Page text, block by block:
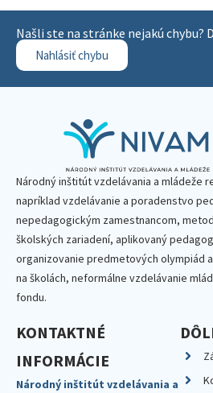
Našli ste na stránke nejakú chybu?
Nahlásiť chybu
Národný inštitút vzdelávania a mládeže
napríklad vzdelávanie a poradenstvo
nepedagogickým zamestnancom,
školských zariadení, aplikovaný
organizovanie predmetových olympiád
na školách, neformálne vzdelávanie
fondu.
KONTAKTNÉ
INFORMÁCIE
Národný inštitút vzdelávania a